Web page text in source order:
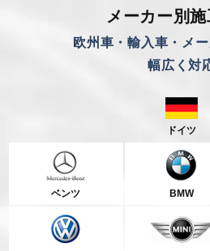
メーカー別施
欧州車・輸入車・メ
幅広く対
ドイツ
ベンツ BMW